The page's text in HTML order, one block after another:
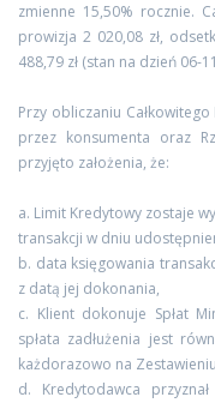
zmienne 15,50% rocznie.
prowizja 2 020,08 zł,
488,79 zł (stan na dzień 06-
Przy obliczaniu
przez konsumenta oraz
przyjęto założenia, że:
a. Limit Kredytowy zostaje
transakcji w dniu
b. data księgowania
z datą jej dokonania,
c. Klient dokonuje Spłat
spłata zadłużenia jest
każdorazowo na
d. Kredytodawca